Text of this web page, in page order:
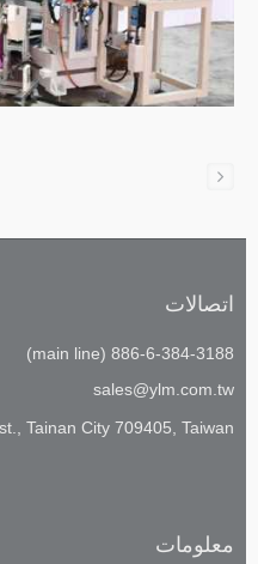
اتصالات
886-6-384-3188 (main line)
sales@ylm.com.tw
Tainan City 709405, Taiwan
معلومات